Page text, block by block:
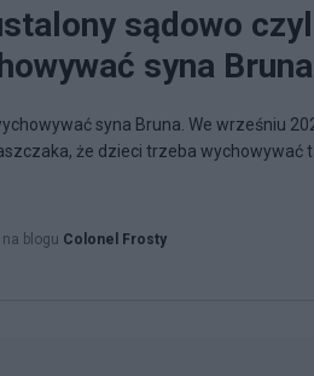
sądowo
syna Bruna
syna Bruna. We wrześniu
że dzieci trzeba wychowywać
na blogu Colonel Frosty